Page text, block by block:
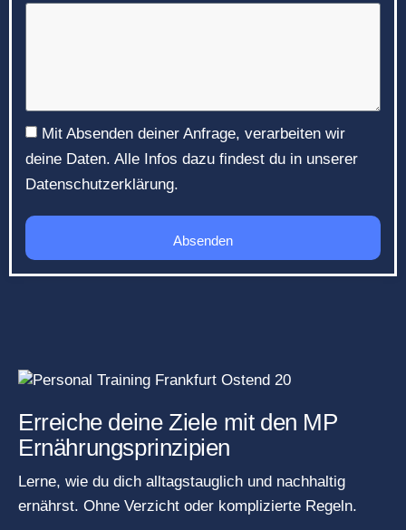
Mit Absenden deiner Anfrage, verarbeiten wir
deine Daten. Alle Infos dazu findest du in unserer
Datenschutzerklärung.
Absenden
Erreiche deine Ziele mit den MP
Ernährungsprinzipien
Lerne, wie du dich alltagstauglich und nachhaltig
ernährst. Ohne Verzicht oder komplizierte Regeln.